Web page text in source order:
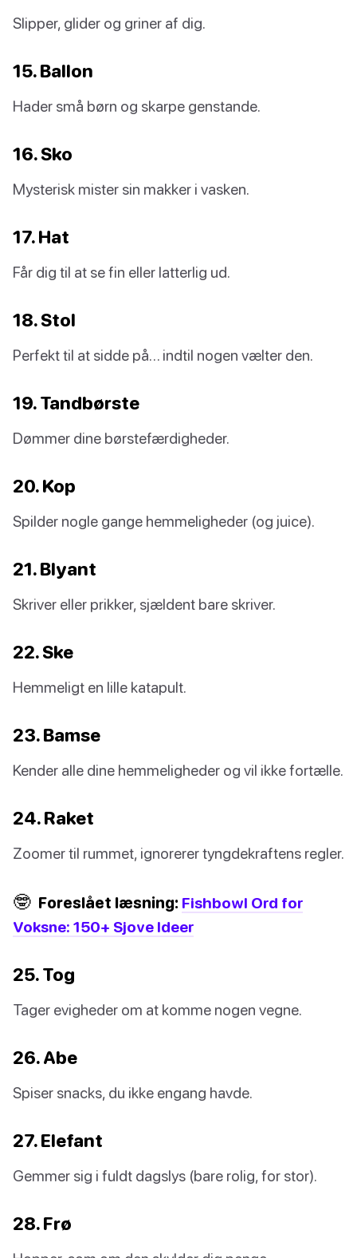
Slipper, glider og griner af dig.
15. Ballon
Hader små børn og skarpe genstande.
16. Sko
Mysterisk mister sin makker i vasken.
17. Hat
Får dig til at se fin eller latterlig ud.
18. Stol
Perfekt til at sidde på… indtil nogen vælter den.
19. Tandbørste
Dømmer dine børstefærdigheder.
20. Kop
Spilder nogle gange hemmeligheder (og juice).
21. Blyant
Skriver eller prikker, sjældent bare skriver.
22. Ske
Hemmeligt en lille katapult.
23. Bamse
Kender alle dine hemmeligheder og vil ikke fortælle.
24. Raket
Zoomer til rummet, ignorerer tyngdekraftens regler.
🤓 Foreslået læsning: Fishbowl Ord for
Voksne: 150+ Sjove Ideer
25. Tog
Tager evigheder om at komme nogen vegne.
26. Abe
Spiser snacks, du ikke engang havde.
27. Elefant
Gemmer sig i fuldt dagslys (bare rolig, for stor).
28. Frø